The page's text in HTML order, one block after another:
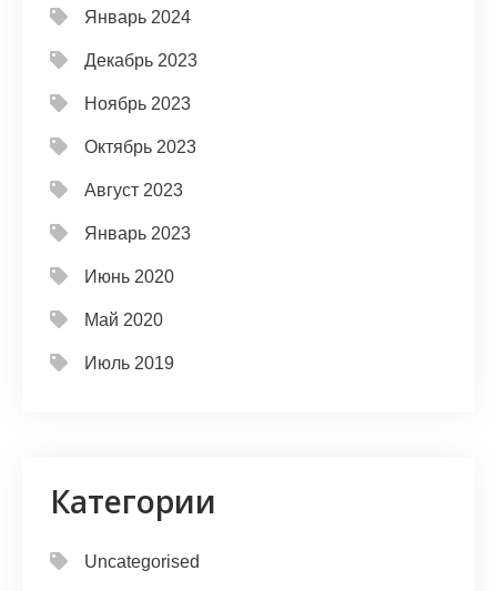
Январь 2024
Декабрь 2023
Ноябрь 2023
Октябрь 2023
Август 2023
Январь 2023
Июнь 2020
Май 2020
Июль 2019
Категории
Uncategorised